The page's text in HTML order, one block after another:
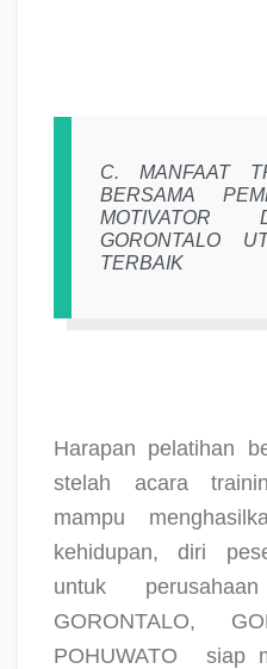
C.
MANFAAT
BERSAMA
MOTIVATOR
GORONTALO
TERBAIK
Harapan pelatihan
stelah acara
mampu
kehidupan, diri
untuk
GORONTALO,
POHUWATO
siap